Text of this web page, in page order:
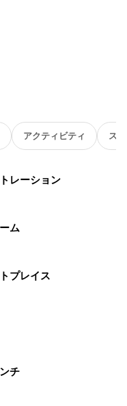
アクティビティ ス
レーション
ム
プレイス
チ